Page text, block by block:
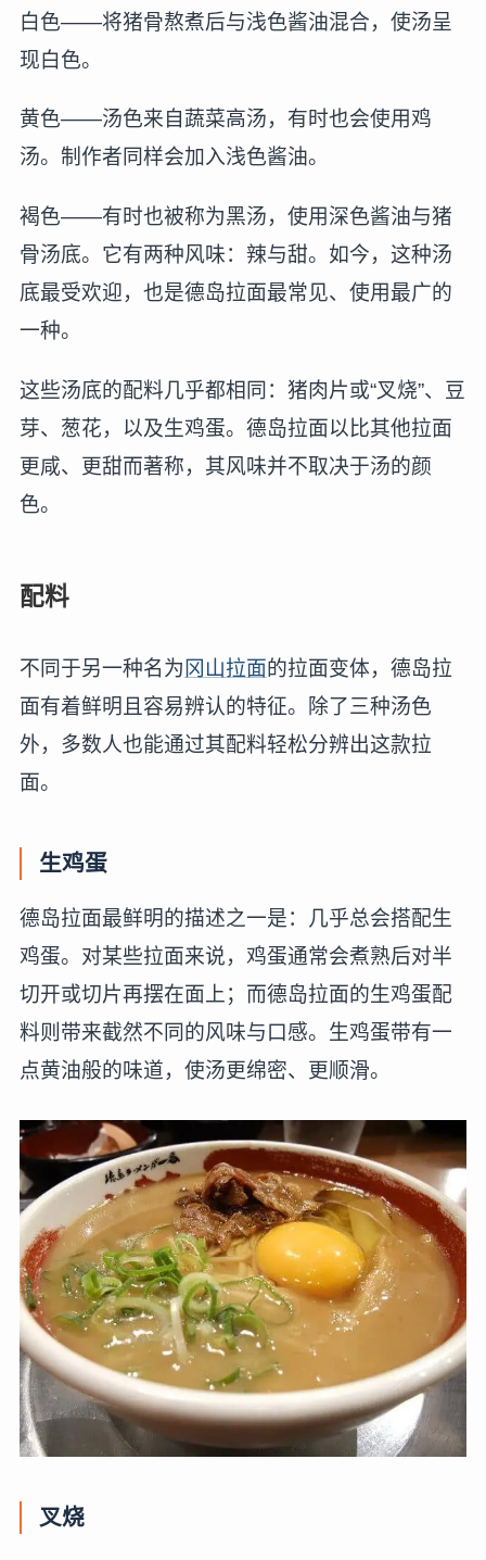
白色——将猪骨熬煮后与浅色酱油混合，使汤呈
现白色。
黄色——汤色来自蔬菜高汤，有时也会使用鸡
汤。制作者同样会加入浅色酱油。
褐色——有时也被称为黑汤，使用深色酱油与猪
骨汤底。它有两种风味：辣与甜。如今，这种汤
底最受欢迎，也是德岛拉面最常见、使用最广的
一种。
这些汤底的配料几乎都相同：猪肉片或“叉烧”、豆
芽、葱花，以及生鸡蛋。德岛拉面以比其他拉面
更咸、更甜而著称，其风味并不取决于汤的颜
色。
配料
不同于另一种名为 冈山拉面的拉面变体，德岛拉
面有着鲜明且容易辨认的特征。除了三种汤色
外，多数人也能通过其配料轻松分辨出这款拉
面。
生鸡蛋
德岛拉面最鲜明的描述之一是：几乎总会搭配生
鸡蛋。对某些拉面来说，鸡蛋通常会煮熟后对半
切开或切片再摆在面上；而德岛拉面的生鸡蛋配
料则带来截然不同的风味与口感。生鸡蛋带有一
点黄油般的味道，使汤更绵密、更顺滑。
叉烧